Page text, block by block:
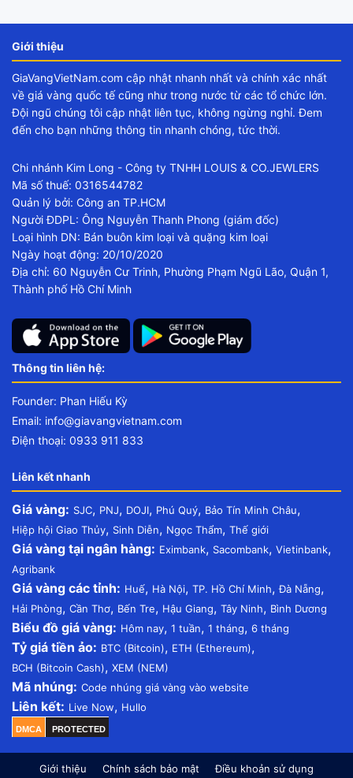
Giới thiệu
GiaVangVietNam.com cập nhật nhanh nhất và chính xác nhất
về giá vàng quốc tế cũng như trong nước từ các tổ chức lớn.
Đội ngũ chúng tôi cập nhật liên tục, không ngừng nghỉ. Đem
đến cho bạn những thông tin nhanh chóng, tức thời.
Chi nhánh Kim Long - Công ty TNHH LOUIS & CO.JEWLERS
Mã số thuế: 0316544782
Quản lý bởi: Công an TP.HCM
Người ĐDPL: Ông Nguyễn Thanh Phong (giám đốc)
Loại hình DN: Bán buôn kim loại và quặng kim loại
Ngày hoạt động: 20/10/2020
Địa chỉ: 60 Nguyễn Cư Trinh, Phường Phạm Ngũ Lão, Quận 1,
Thành phố Hồ Chí Minh
Thông tin liên hệ:
Founder: Phan Hiếu Kỳ
Email: info@giavangvietnam.com
Điện thoại: 0933 911 833
Liên kết nhanh
Giá vàng: SJC, PNJ, DOJI, Phú Quý, Bảo Tín Minh Châu,
Hiệp hội Giao Thủy, Sinh Diễn, Ngọc Thẩm, Thế giới
Giá vàng tại ngân hàng: Eximbank, Sacombank, Vietinbank,
Agribank
Giá vàng các tỉnh: Huế, Hà Nội, TP. Hồ Chí Minh,Đà Nẵng,
Hải Phòng, Cần Thơ, Bến Tre, Hậu Giang, Tây Ninh, Bình Dương
Biểu đồ giá vàng: Hôm nay, 1 tuần, 1 tháng, 6 tháng
Tỷ giá tiền ảo: BTC (Bitcoin), ETH (Ethereum),
BCH (Bitcoin Cash), XEM (NEM)
Mã nhúng: Code nhúng giá vàng vào website
Liên kết: Live Now, Hullo
DMCA PROTECTED
Giới thiệu Chính sách bảo mật Điều khoản sử dụng